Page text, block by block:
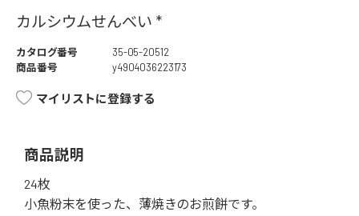
カルシウムせんべい *
カタログ番号
35-05-20512
商品番号
y4904036223173
マイリストに登録する
商品説明
24枚
小魚粉末を使った、薄焼きのお煎餅です。